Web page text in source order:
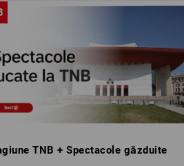
TNB + Spectacole găzduite